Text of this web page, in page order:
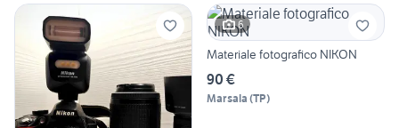
6
Materiale fotografico NIKON
90 €
Marsala (TP)